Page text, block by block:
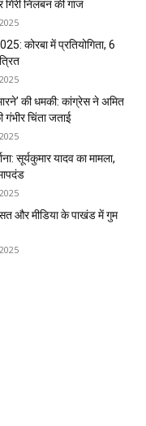
गिरी निलंबन की गाज
कोरबा में प्रतियोगिता, 6
की धमकी: कांग्रेस ने अमित
गंभीर चिंता जताई
सूर्यकुमार यादव का मामला,
और मीडिया के पाखंड में गुम